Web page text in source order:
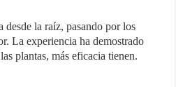
desde la raíz, pasando por los
La experiencia ha demostrado
plantas, más eficacia tienen.